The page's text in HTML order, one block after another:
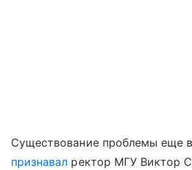
Существование проблемы еще
признавал ректор МГУ Виктор